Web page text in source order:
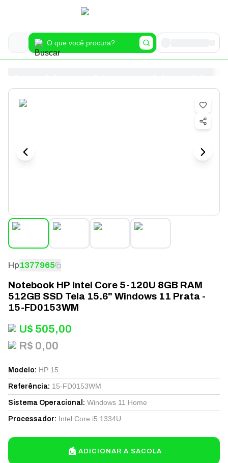
Hp1377965
Notebook HP Intel Core 5-120U 8GB RAM
512GB SSD Tela 15.6" Windows 11 Prata -
15-FD0153WM
U$ 505,00
R$ 0,00
Modelo: HP 15
Referência: 15-FD0153WM
Sistema Operacional : Windows 11 Home
Processador: Intel Core i5 1334U
ADICIONAR A SACOLA